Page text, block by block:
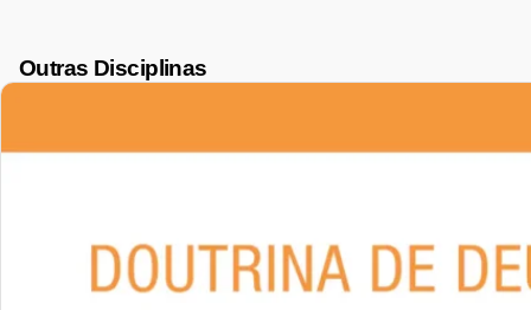
Outras Disciplinas